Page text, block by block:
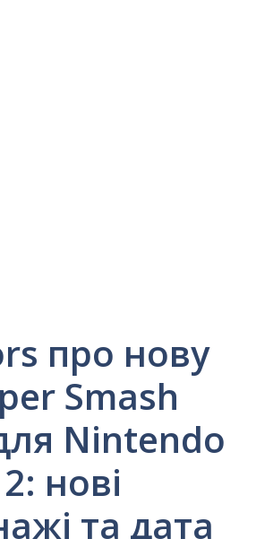
про нову
Smash
Nintendo
нові
та дата